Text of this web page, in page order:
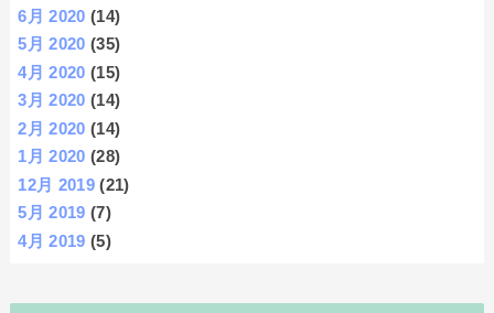
6月 2020 (14)
5月 2020 (35)
4月 2020 (15)
3月 2020 (14)
2月 2020 (14)
1月 2020 (28)
12月 2019 (21)
5月 2019 (7)
4月 2019 (5)